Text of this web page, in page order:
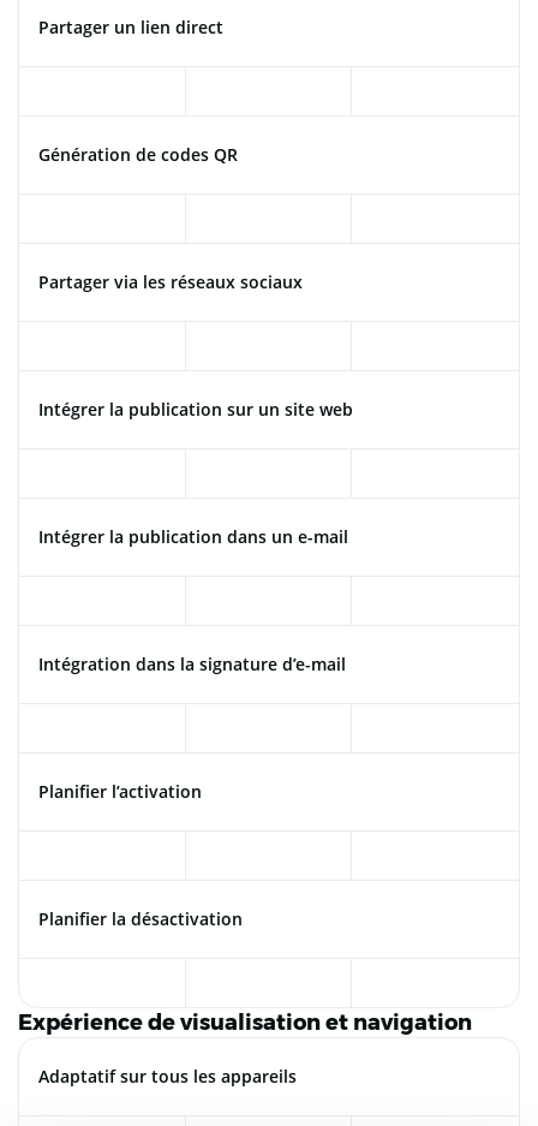
Partager un lien direct
Génération de codes QR
Partager via les réseaux sociaux
Intégrer la publication sur un site web
Intégrer la publication dans un e-mail
Intégration dans la signature d’e-mail
Planifier l’activation
Planifier la désactivation
Expérience de visualisation et navigation
Adaptatif sur tous les appareils